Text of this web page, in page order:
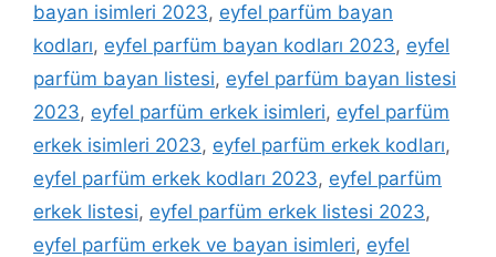
bayan isimleri 2023, eyfel parfüm bayan
kodları, eyfel parfüm bayan kodları 2023, eyfel
parfüm bayan listesi, eyfel parfüm bayan listesi
2023, eyfel parfüm erkek isimleri, eyfel parfüm
erkek isimleri 2023, eyfel parfüm erkek kodları,
eyfel parfüm erkek kodları 2023, eyfel parfüm
erkek listesi, eyfel parfüm erkek listesi 2023,
eyfel parfüm erkek ve bayan isimleri, eyfel